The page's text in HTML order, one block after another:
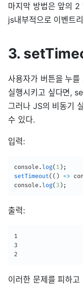
마지막 방법은 앞의
js내부적으로 이벤트
3.
사용자가 버튼을 누
실행시키고 싶다면,
그러나 JS의 비동기
수 있다.
입력:
console.log( 1 ) ;
setTimeout( ( ) =>
console.log( 3 ) ;
출력:
1
3
2
이러한 문제를 피하